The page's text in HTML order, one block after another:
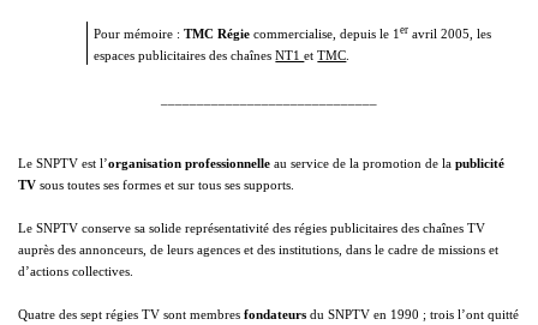
Pour mémoire :TMC Régie commercialise, depuis le 1er avril 2005, les
espaces publicitaires des chaînesNT1etTMC
Le SNPTV est l’organisation professionnelle au service de la promotion de la publicité
TV sous toutes ses formes et sur tous ses supports.
Le SNPTV conserve sa solide représentativité des régies publicitaires des chaînes TV
auprès des annonceurs, de leurs agences et des institutions, dans le cadre de missions et
d’actions collectives.
Quatre des sept régies TV sont membres fondateurs du SNPTV en 1990 ; trois l’ont quitté